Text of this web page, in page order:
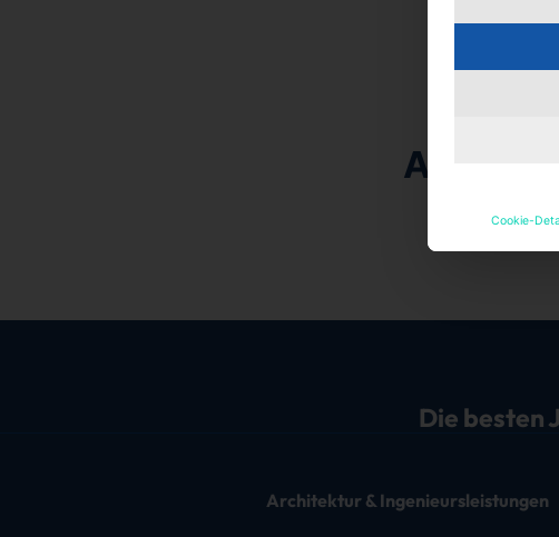
Derzeit hat
Die besten
Architektur & Ingenieursleistungen
Cookie-